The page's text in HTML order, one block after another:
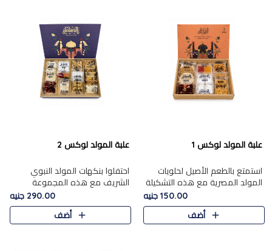
علبة المولد لوكس 1
استمتع بالطعم الأصيل لحلويات
المولد المصرية مع هذه التشكيلة
المختارة بعناية من 9 قطع. تتضمن
التشكيلة جوزرية مع فول،ملبان
150.00 جنيه
أضف
علبة المولد لوكس 2
احتفلوا بنكهات المولد النبوي
الشريف مع هذه المجموعة
الفاخرة المكونة من 19 قطعة،
والتي تم اختيارها بعناية فائقة لتُبرز
تشكيلة واسعة من الحلويات
290.00 جنيه
أضف